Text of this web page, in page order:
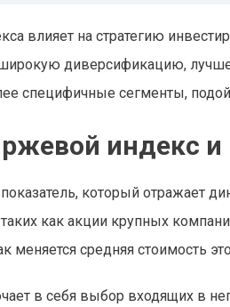
влияет на стратегию
диверсификацию,
специфичные сегменты,
индекс
который отражает
как акции крупных
меняется средняя стоимость
в себя выбор входящих в